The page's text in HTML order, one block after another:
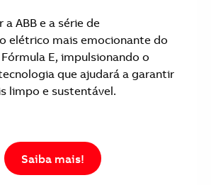
a ABB e a série de
elétrico mais emocionante do
E, impulsionando o
que ajudará a garantir
limpo e sustentável.
Saiba mais!